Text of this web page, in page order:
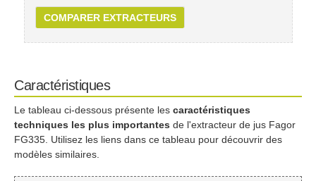
COMPARER EXTRACTEURS
Caractéristiques
Le tableau ci-dessous présente les caractéristiques
techniques les plus importantes de l'extracteur de jus Fagor
FG335. Utilisez les liens dans ce tableau pour découvrir des
modèles similaires.